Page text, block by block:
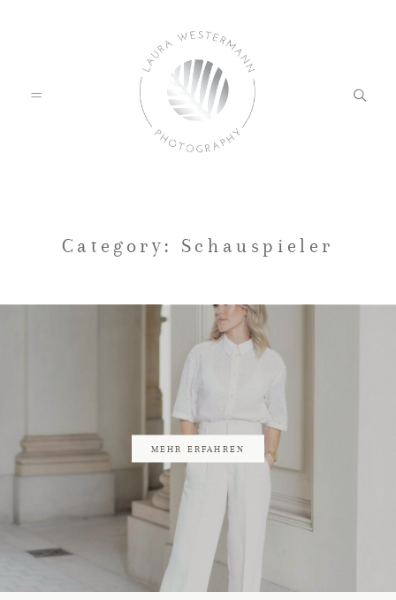
HOME
PORTFOLIO
KUNDENFEEDBACK
KUNDEN
NEWS
ÜBER MICH
Category: Schauspieler
MEHR ERFAHREN